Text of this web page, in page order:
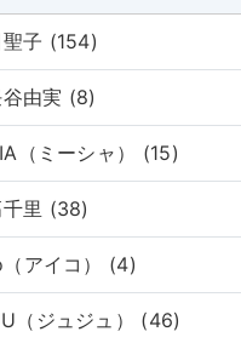
子 (154)
由実 (8)
（ミーシャ） (15)
里 (38)
アイコ） (4)
（ジュジュ） (46)